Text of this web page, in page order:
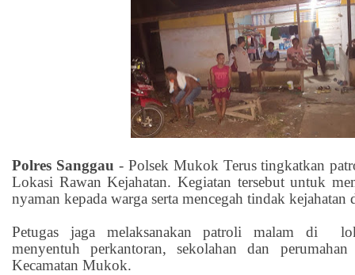
Polres Sanggau - Polsek Mukok Terus tingkatkan
Lokasi Rawan Kejahatan. Kegiatan tersebut untuk
nyaman kepada warga serta mencegah tindak kejahatan
Petugas jaga melaksanakan patroli malam di
menyentuh perkantoran, sekolahan dan
Kecamatan Mukok.